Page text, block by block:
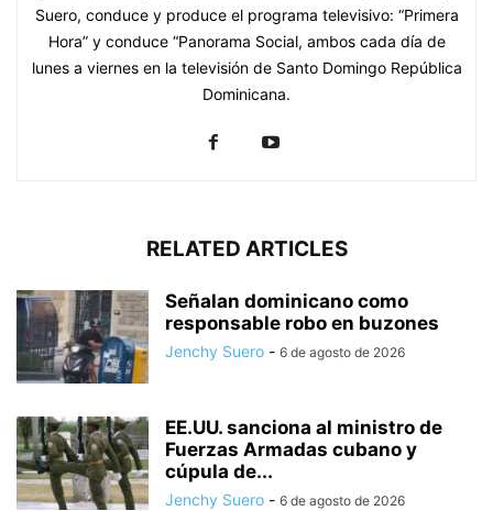
Suero, conduce y produce el programa televisivo: “Primera
Hora” y conduce “Panorama Social, ambos cada día de
lunes a viernes en la televisión de Santo Domingo República
Dominicana.
RELATED ARTICLES
Señalan dominicano como
responsable robo en buzones
Jenchy Suero - 6 de agosto de 2026
EE.UU. sanciona al ministro de
Fuerzas Armadas cubano y
cúpula de...
Jenchy Suero - 6 de agosto de 2026